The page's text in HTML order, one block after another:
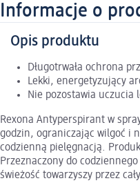
Informacje o
Opis produktu
Długotrwała ochrona
Lekki, energetyzujący
Nie pozostawia uczucia
Rexona Antyperspirant w
godzin, ograniczając wilgoć i
codzienną pielęgnacją.
Przeznaczony do
świeżość towarzyszy przez